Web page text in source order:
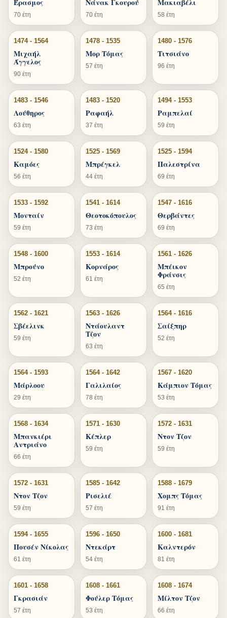
Έρασμος
70 έτη
Νάνακ Γκουρού
70 έτη
Μακιαβέλι
58 έτη
1474 - 1564
Μιχαήλ
Άγγελος
90 έτη
1478 - 1535
Μορ Τόμας
57 έτη
1480 - 1576
Τιτσιάνο
96 έτη
1483 - 1546
Λούθηρος
63 έτη
1483 - 1520
Ραφαήλ
37 έτη
1494 - 1553
Ραμπελαί
59 έτη
1524 - 1580
Καμόες
56 έτη
1525 - 1569
Μπρέγκελ
44 έτη
1525 - 1594
Παλεστρίνα
69 έτη
1533 - 1592
Μονταίν
59 έτη
1541 - 1614
Θεοτοκόπουλος
73 έτη
1547 - 1616
Θερβάντες
69 έτη
1548 - 1600
Μπρούνο
52 έτη
1553 - 1614
Κορνάρος
61 έτη
1561 - 1626
Μπέικον
Φράνσις
65 έτη
1562 - 1621
Σβέελινκ
59 έτη
1563 - 1626
Ντάουλαντ
Τζον
63 έτη
1564 - 1616
Σαίξπηρ
52 έτη
1564 - 1593
Μάρλοου
29 έτη
1564 - 1642
Γαλιλαίος
78 έτη
1567 - 1620
Κάμπιον Τόμας
53 έτη
1568 - 1634
Μπανκιέρι
Αντριάνο
66 έτη
1571 - 1630
Κέπλερ
59 έτη
1572 - 1631
Ντον Τζον
59 έτη
1572 - 1631
Ντον Τζον
59 έτη
1585 - 1642
Ρισελιέ
57 έτη
1588 - 1679
Χομπς Τόμας
91 έτη
1594 - 1655
Πουσέν Νίκολας
61 έτη
1596 - 1650
Ντεκάρτ
54 έτη
1600 - 1681
Καλντερόν
81 έτη
1601 - 1658
Γκρασιάν
57 έτη
1608 - 1661
Φούλερ Τόμας
53 έτη
1608 - 1674
Μίλτον Τζον
66 έτη